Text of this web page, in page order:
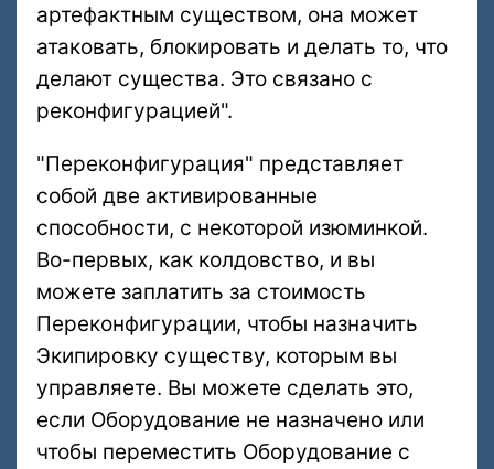
артефактным существом, она может
атаковать, блокировать и делать то, что
делают существа. Это связано с
реконфигурацией".
"Переконфигурация" представляет
собой две активированные
способности, с некоторой изюминкой.
Во-первых, как колдовство, и вы
можете заплатить за стоимость
Переконфигурации, чтобы назначить
Экипировку существу, которым вы
управляете. Вы можете сделать это,
если Оборудование не назначено или
чтобы переместить Оборудование с